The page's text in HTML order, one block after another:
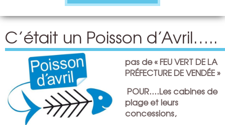
C’était un Poisson d’Avril…..
pas de « FEU VERT DE LA
PRÉFECTURE DE VENDÉE »
POUR….Les cabines de
plage et leurs
concessions,